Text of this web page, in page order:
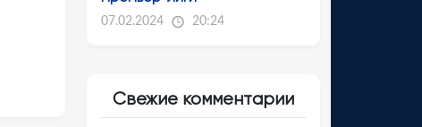
07.02.2024 20:24
Свежие комментарии